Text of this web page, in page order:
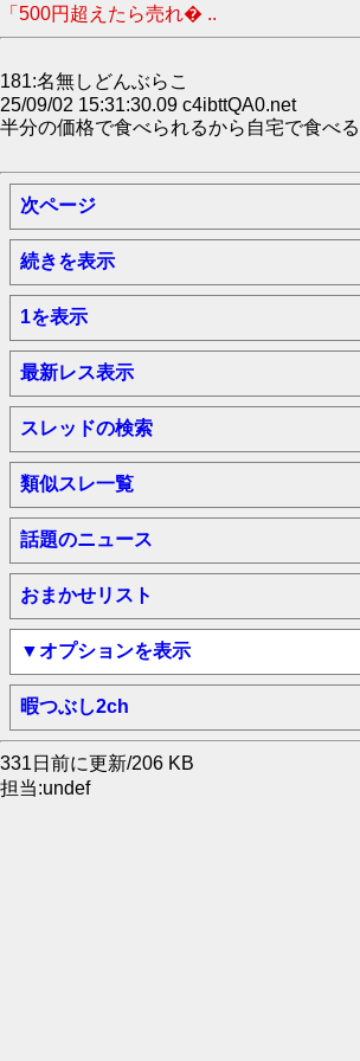
「500円超えたら売れ� ..
181:名無しどんぶらこ
25/09/02 15:31:30.09 c4ibttQA0.net
半分の価格で食べられるから自宅で食べ
次ページ
続きを表示
1を表示
最新レス表示
スレッドの検索
類似スレ一覧
話題のニュース
おまかせリスト
▼オプションを表示
暇つぶし2ch
331日前に更新/206 KB
担当:undef